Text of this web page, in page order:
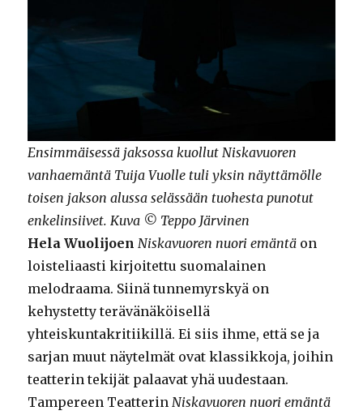
Ensimmäisessä jaksossa kuollut Niskavuoren
vanhaemäntä Tuija Vuolle tuli yksin näyttämölle
toisen jakson alussa selässään tuohesta punotut
enkelinsiivet. Kuva © Teppo Järvinen
Hela Wuolijoen Niskavuoren nuori emäntä on
loisteliaasti kirjoitettu suomalainen
melodraama. Siinä tunnemyrskyä on
kehystetty terävänäköisellä
yhteiskuntakritiikillä. Ei siis ihme, että se ja
sarjan muut näytelmät ovat klassikkoja, joihin
teatterin tekijät palaavat yhä uudestaan.
Tampereen Teatterin Niskavuoren nuori emäntä